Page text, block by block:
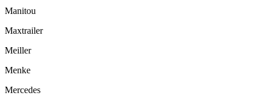
Manitou
Maxtrailer
Meiller
Menke
Mercedes